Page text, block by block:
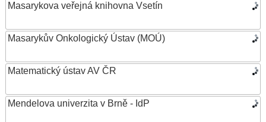
Masarykova veřejná knihovna Vsetín
Masarykův Onkologický Ústav (MOÚ)
Matematický ústav AV ČR
Mendelova univerzita v Brně - IdP